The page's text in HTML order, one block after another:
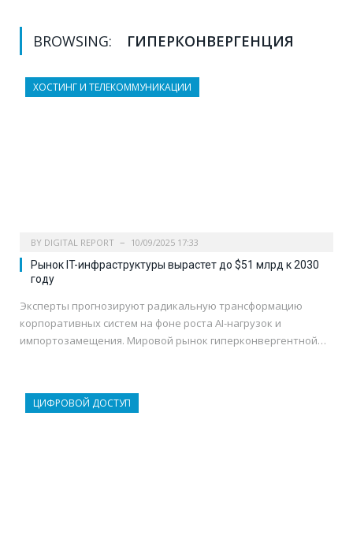
BROWSING: ГИПЕРКОНВЕРГЕНЦИЯ
ХОСТИНГ И ТЕЛЕКОММУНИКАЦИИ
BY DIGITAL REPORT 10/09/2025 17:33
Рынок IT-инфраструктуры вырастет до $51 млрд к 2030
году
Эксперты прогнозируют радикальную трансформацию
корпоративных систем на фоне роста AI-нагрузок и
импортозамещения. Мировой рынок гиперконвергентной…
ЦИФРОВОЙ ДОСТУП